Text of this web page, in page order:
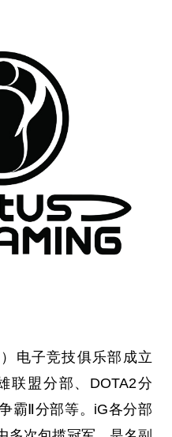
电子竞技俱乐部成立
联盟分部、DOTA2分
霸Ⅱ分部等。iG各分部